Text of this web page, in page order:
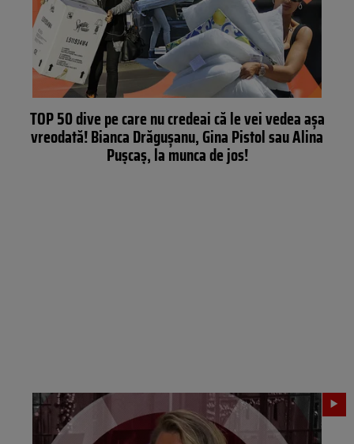
TOP 50 dive pe care nu credeai că le vei vedea aşa
vreodată! Bianca Drăguşanu, Gina Pistol sau Alina
Puşcaş, la munca de jos!